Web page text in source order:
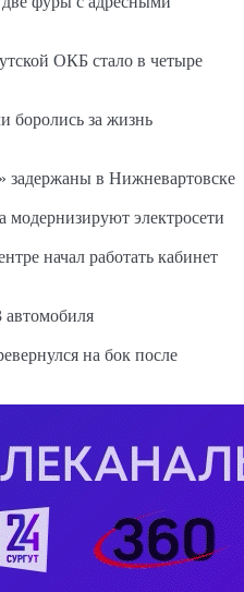
ОКБ стало в четыре
боролись за жизнь
задержаны в Нижневартовске
модернизируют электросети
начал работать кабинет
на бок после